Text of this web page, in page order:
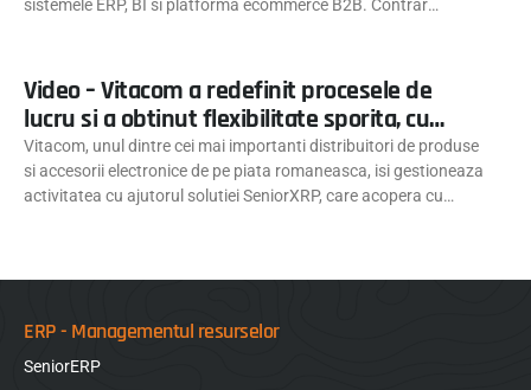
sistemele ERP, BI si platforma ecommerce B2B. Contrar
dezvolte in
Video – Vitacom a redefinit procesele de
lucru si a obtinut flexibilitate sporita, cu
ajutorul solutiei SeniorXRP
Vitacom, unul dintre cei mai importanti distribuitori de produse
si accesorii electronice de pe piata romaneasca, isi gestioneaza
activitatea cu ajutorul solutiei SeniorXRP, care acopera cu
ERP - Managementul resurselor
SeniorERP